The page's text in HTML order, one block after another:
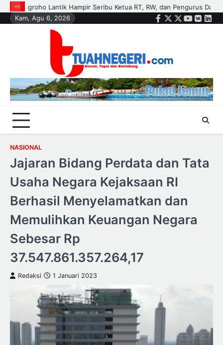
Skip
to
Dasa Wisma di Tujuh Kecamatan
Polisi dan Petani di Kandis
Kam, Agu 6, 2026
Facebook
Twitter
Instagram
Youtube
VK
NASIONAL
Jajaran Bidang Perdata dan Tata
Usaha Negara Kejaksaan RI
Berhasil Menyelamatkan dan
Memulihkan Keuangan Negara
Sebesar Rp
37.547.861.357.264,17
Redaksi 1 Januari 2023